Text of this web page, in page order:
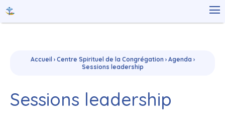
contenu.
Aller
personnels

Accueil › Centre Spirituel de la Congrégation › Agenda ›
Sessions leadership
Sessions leadership